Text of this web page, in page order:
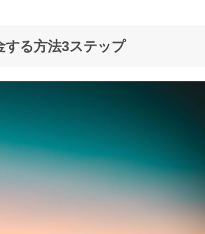
する方法3ステップ